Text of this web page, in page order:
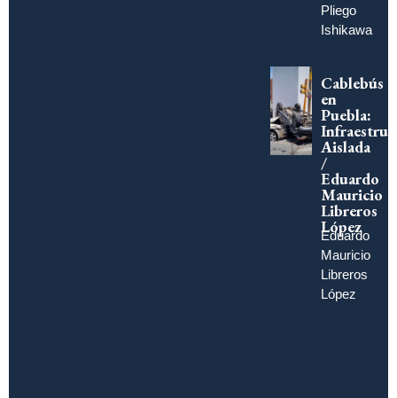
Pliego
Ishikawa
Cablebús
en
Puebla:
Aislada
/
Eduardo
Mauricio
Libreros
López
Eduardo
Mauricio
Libreros
López